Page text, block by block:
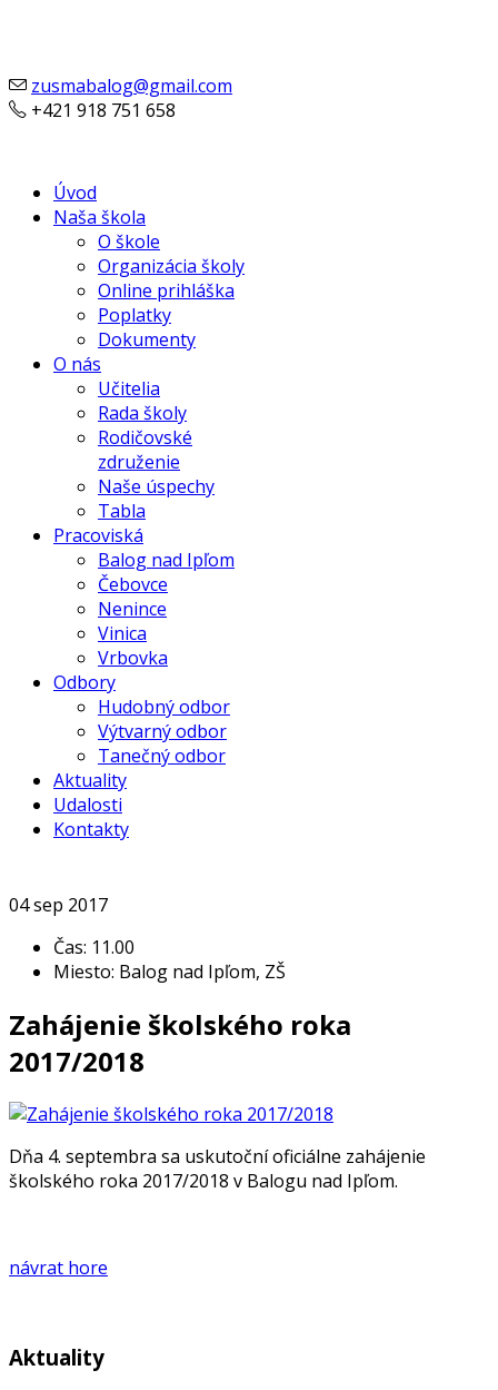
zusmabalog@gmail.com
+421 918 751 658
Úvod
Naša škola
O škole
Organizácia školy
Online prihláška
Poplatky
Dokumenty
O nás
Učitelia
Rada školy
Rodičovské
združenie
Naše úspechy
Tabla
Pracoviská
Balog nad Ipľom
Čebovce
Nenince
Vinica
Vrbovka
Odbory
Hudobný odbor
Výtvarný odbor
Tanečný odbor
Aktuality
Udalosti
Kontakty
04sep 2017
Čas: 11.00
Miesto: Balog nad Ipľom, ZŠ
Zahájenie školského roka
2017/2018
Dňa 4. septembra sa uskutoční oficiálne zahájenie
školského roka 2017/2018 v Balogu nad Ipľom.
návrat hore
Aktuality